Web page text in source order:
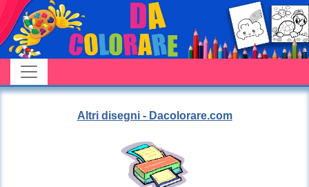
Altri disegni - Dacolorare.com